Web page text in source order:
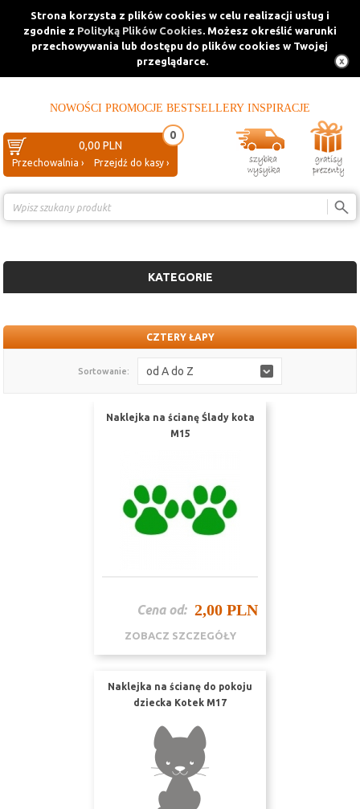
Strona korzysta z plików cookies w celu realizacji usług i
zgodnie z Polityką Plików Cookies. Możesz określić warunki
przechowywania lub dostępu do plików cookies w Twojej
przeglądarce.
NOWOŚCI PROMOCJE BESTSELLERY INSPIRACJE
0,00 PLN
0
Przechowalnia › Przejdź do kasy ›
KATEGORIE
CZTERY ŁAPY
Sortowanie: od A do Z
Naklejka na ścianę Ślady kota
M15
Cena od: 2,00 PLN
ZOBACZ SZCZEGÓŁY
Naklejka na ścianę do pokoju
dziecka Kotek M17